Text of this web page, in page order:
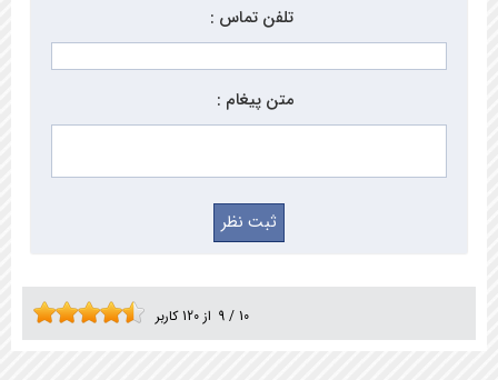
تلفن تماس :
متن پیغام :
9 / 10 از 120کاربر